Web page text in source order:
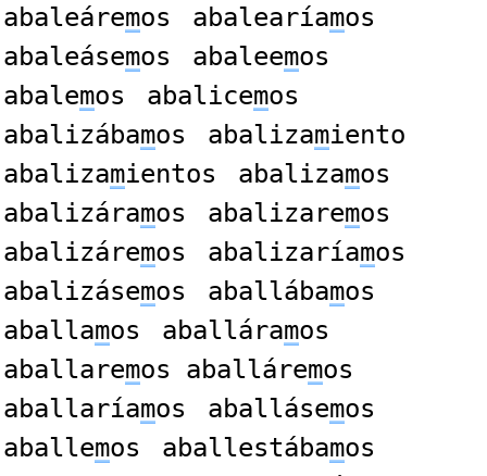
abaleáremos abalearíamos
abaleásemos abaleemos
abalemos abalicemos
abalizábamos abalizamiento
abalizamientos abalizamos
abalizáramos abalizaremos
abalizáremos abalizaríamos
abalizásemos aballábamos
aballamos aballáramos
aballaremos aballáremos
aballaríamos aballásemos
aballemos aballestábamos